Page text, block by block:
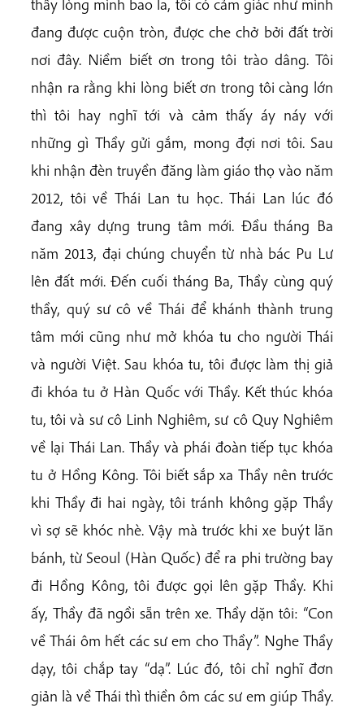
thấy lòng mình bao la, tôi có cảm giác như mình
đang được cuộn tròn, được che chở bởi đất trời
nơi đây. Niềm biết ơn trong tôi trào dâng. Tôi
nhận ra rằng khi lòng biết ơn trong tôi càng lớn
thì tôi hay nghĩ tới và cảm thấy áy náy với
những gì Thầy gửi gắm, mong đợi nơi tôi. Sau
khi nhận đèn truyền đăng làm giáo thọ vào năm
2012, tôi về Thái Lan tu học. Thái Lan lúc đó
đang xây dựng trung tâm mới. Đầu tháng Ba
năm 2013, đại chúng chuyển từ nhà bác Pu Lư
lên đất mới. Đến cuối tháng Ba, Thầy cùng quý
thầy, quý sư cô về Thái để khánh thành trung
tâm mới cũng như mở khóa tu cho người Thái
và người Việt. Sau khóa tu, tôi được làm thị giả
đi khóa tu ở Hàn Quốc với Thầy. Kết thúc khóa
tu, tôi và sư cô Linh Nghiêm, sư cô Quy Nghiêm
về lại Thái Lan. Thầy và phái đoàn tiếp tục khóa
tu ở Hồng Kông. Tôi biết sắp xa Thầy nên trước
khi Thầy đi hai ngày, tôi tránh không gặp Thầy
vì sợ sẽ khóc nhè. Vậy mà trước khi xe buýt lăn
bánh, từ Seoul (Hàn Quốc) để ra phi trường bay
đi Hồng Kông, tôi được gọi lên gặp Thầy. Khi
ấy, Thầy đã ngồi sẵn trên xe. Thầy dặn tôi: “Con
về Thái ôm hết các sư em cho Thầy”. Nghe Thầy
dạy, tôi chắp tay “dạ”. Lúc đó, tôi chỉ nghĩ đơn
giản là về Thái thì thiền ôm các sư em giúp Thầy.